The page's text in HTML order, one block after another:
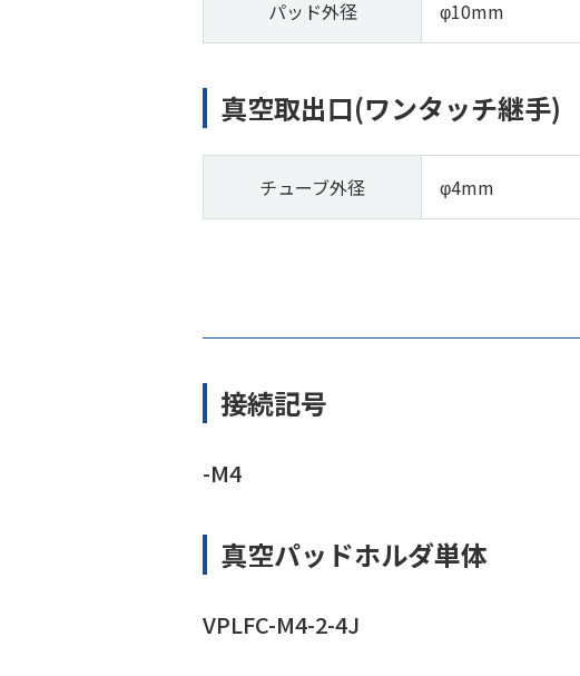
パッド外径 φ10mm
真空取出口(ワンタッチ継手)
チューブ外径 φ4mm
接続記号
-M4
真空パッドホルダ単体
VPLFC-M4-2-4J